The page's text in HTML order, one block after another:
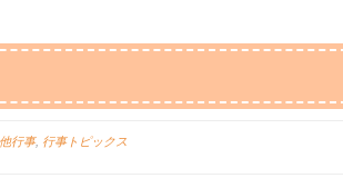
行事, 行事トピックス